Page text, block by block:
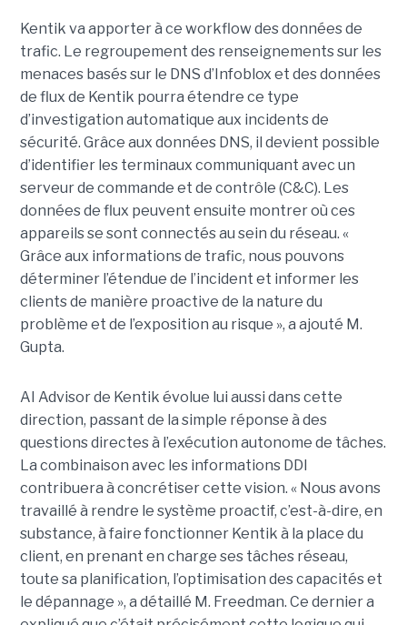
Kentik va apporter à ce workflow des données de
trafic. Le regroupement des renseignements sur les
menaces basés sur le DNS d’Infoblox et des données
de flux de Kentik pourra étendre ce type
d’investigation automatique aux incidents de
sécurité. Grâce aux données DNS, il devient possible
d’identifier les terminaux communiquant avec un
serveur de commande et de contrôle (C&C). Les
données de flux peuvent ensuite montrer où ces
appareils se sont connectés au sein du réseau. «
Grâce aux informations de trafic, nous pouvons
déterminer l’étendue de l’incident et informer les
clients de manière proactive de la nature du
problème et de l’exposition au risque », a ajouté M.
Gupta.
AI Advisor de Kentik évolue lui aussi dans cette
direction, passant de la simple réponse à des
questions directes à l’exécution autonome de tâches.
La combinaison avec les informations DDI
contribuera à concrétiser cette vision. « Nous avons
travaillé à rendre le système proactif, c’est-à-dire, en
substance, à faire fonctionner Kentik à la place du
client, en prenant en charge ses tâches réseau,
toute sa planification, l’optimisation des capacités et
le dépannage », a détaillé M. Freedman. Ce dernier a